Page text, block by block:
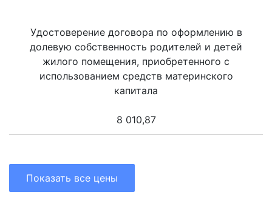
Удостоверение договора по оформлению в
долевую собственность родителей и детей
жилого помещения, приобретенного с
использованием средств материнского
капитала
8 010,87
Показать все цены